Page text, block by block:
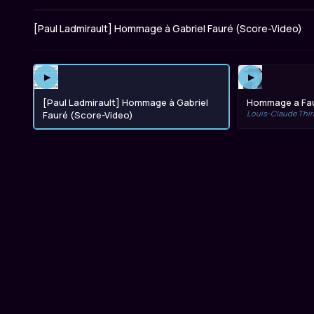
[Paul Ladmirault] Hommage à Gabriel Fauré (Score-Video)
▶
[Paul Ladmirault] Hommage à Gabriel
Fauré (Score-Video)
▶
Hommage a
Louis-Claude